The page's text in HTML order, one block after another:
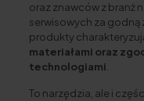
oraz znawców z branż
serwisowych za godną
produkty
materiałami oraz
technologiami.
To narzędzia, ale i